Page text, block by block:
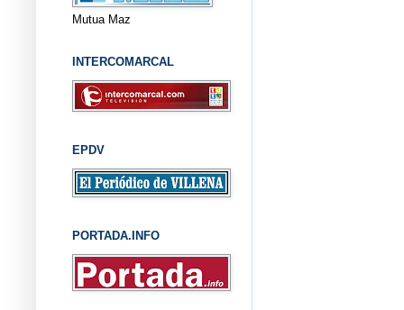
Mutua Maz
INTERCOMARCAL
EPDV
PORTADA.INFO